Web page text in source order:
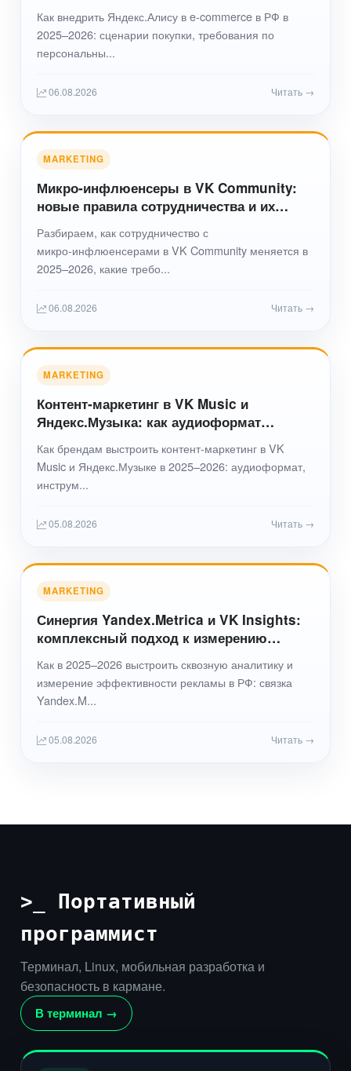
(РФ 2025–2026)
Как внедрить Яндекс.Алису в e‑commerce в РФ в
2025–2026: сценарии покупки, требования по
персональны...
06.08.2026 Читать →
MARKETING
Микро‑инфлюенсеры в VK Community:
новые правила сотрудничества и их
Разбираем, как сотрудничество с
микро‑инфлюенсерами в VK Community меняется в
2025–2026, какие требо...
06.08.2026 Читать →
MARKETING
Контент‑маркетинг в VK Music и
Яндекс.Музыка: как аудиоформат
помогает брендам завоевать внимание
аудитории (РФ 2025–2026)
Как брендам выстроить контент‑маркетинг в VK
Music и Яндекс.Музыке в 2025–2026: аудиоформат,
инструм...
05.08.2026 Читать →
MARKETING
Синергия Yandex.Metrica и VK Insights:
комплексный подход к измерению
годах
Как в 2025–2026 выстроить сквозную аналитику и
измерение эффективности рекламы в РФ: связка
Yandex.M...
05.08.2026 Читать →
>_ Портативный
программист
Терминал, Linux, мобильная разработка и
безопасность в кармане.
В терминал →